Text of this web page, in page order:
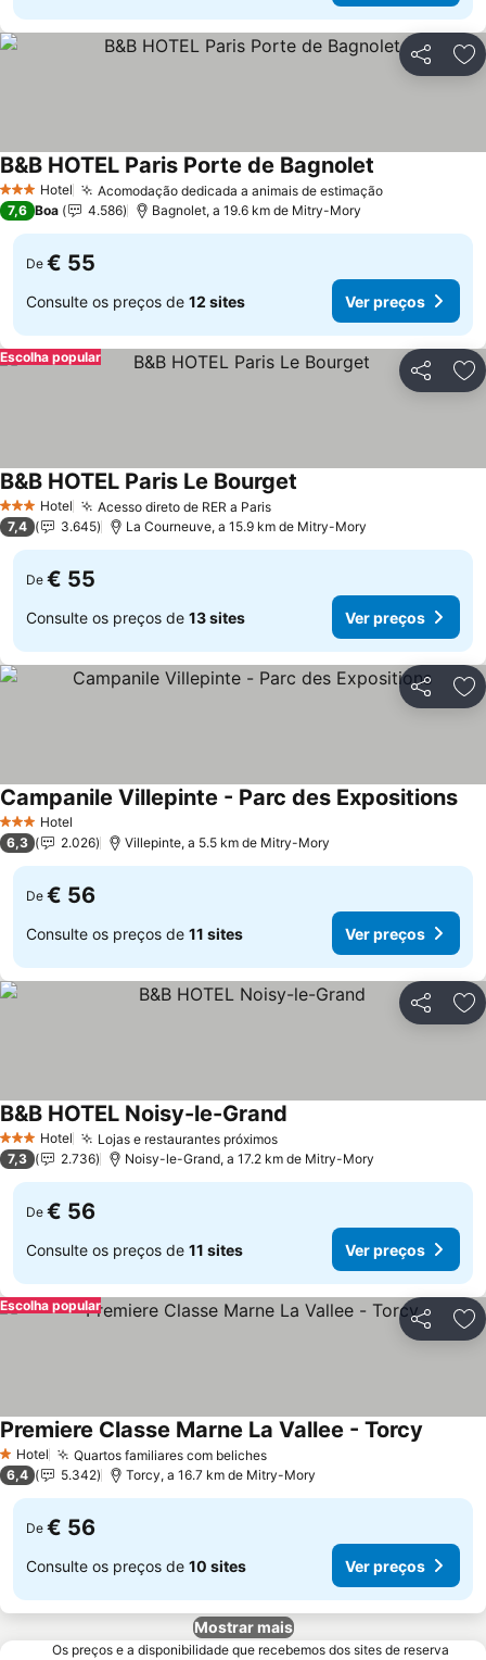
Partilhar
3 EstrelasHotel Acomodação dedicada a animais de estimação
B&B HOTEL Paris Porte de Bagnolet
7,6 Boa 4.586 Bagnolet, a 19.6 km de Mitry-Mory
De € 55
Consulte os preços de 12 sites Ver preços
Partilhar
Escolha popular
3 EstrelasHotel Acesso direto de RER a Paris
B&B HOTEL Paris Le Bourget
7,4 3.645 La Courneuve, a 15.9 km de Mitry-Mory
De € 55
Consulte os preços de 13 sites Ver preços
Partilhar
3 EstrelasHotel
Campanile Villepinte - Parc des Expositions
6,3 2.026 Villepinte, a 5.5 km de Mitry-Mory
De € 56
Consulte os preços de 11 sites Ver preços
Partilhar
3 EstrelasHotel Lojas e restaurantes próximos
B&B HOTEL Noisy-le-Grand
7,3 2.736 Noisy-le-Grand, a 17.2 km de Mitry-Mory
De € 56
Consulte os preços de 11 sites Ver preços
Partilhar
Escolha popular
1 Estrelas
Hotel Quartos familiares com beliches
Premiere Classe Marne La Vallee - Torcy
6,4 5.342 Torcy, a 16.7 km de Mitry-Mory
De € 56
Consulte os preços de 10 sites Ver preços
Mostrar mais
Os preços e a disponibilidade que recebemos dos sites de reserva